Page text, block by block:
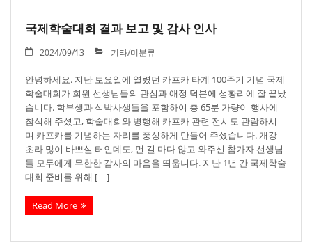
국제학술대회 결과 보고 및 감사 인사
2024/09/13 기타/미분류
안녕하세요. 지난 토요일에 열렸던 카프카 타계 100주기 기념 국제
학술대회가 회원 선생님들의 관심과 애정 덕분에 성황리에 잘 끝났
습니다. 학부생과 석박사생들을 포함하여 총 65분 가량이 행사에
참석해 주셨고, 학술대회와 병행해 카프카 관련 전시도 관람하시
며 카프카를 기념하는 자리를 풍성하게 만들어 주셨습니다. 개강
초라 많이 바쁘실 터인데도, 먼 길 마다 않고 와주신 참가자 선생님
들 모두에게 무한한 감사의 마음을 띄웁니다. 지난 1년 간 국제학술
대회 준비를 위해 […]
Read More